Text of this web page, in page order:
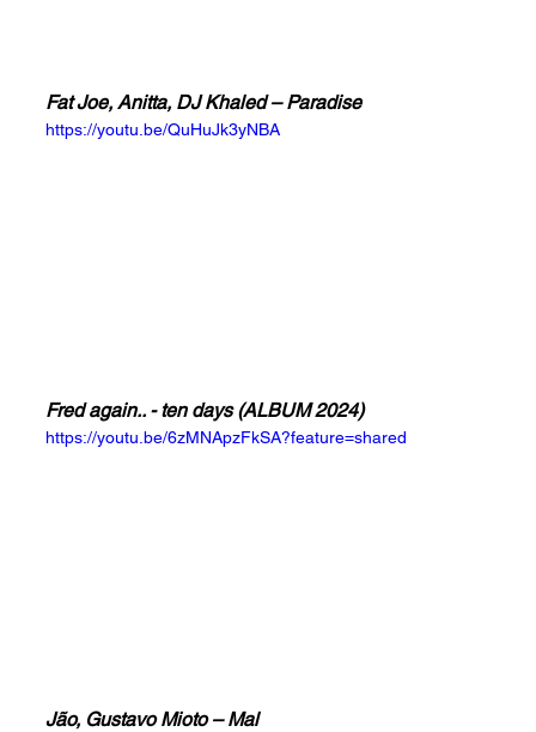
Fat Joe, Anitta, DJ Khaled – Paradise
https://youtu.be/QuHuJk3yNBA
Fred again.. - ten days (ALBUM 2024)
https://youtu.be/6zMNApzFkSA?feature=shared
Jão, Gustavo Mioto – Mal